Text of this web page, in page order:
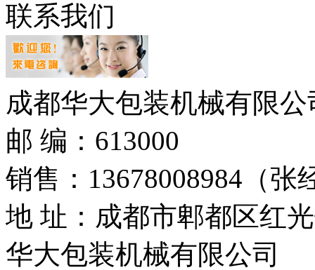
联系我们
成都华大包装机械有限公
邮 编：613000
销售： 13678008984 （张
地 址：成都市郫都区红
华大包装机械有限公司